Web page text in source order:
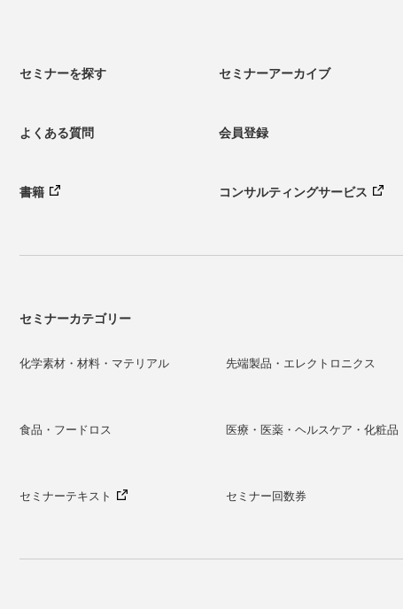
セミナーを探す セミナーアーカイブ
よくある質問 会員登録
書籍 コンサルティングサービス
セミナーカテゴリー
化学素材・材料・マテリアル 先端製品・エレクトロニクス
食品・フードロス 医療・医薬・ヘルスケア・化粧品
セミナーテキスト セミナー回数券